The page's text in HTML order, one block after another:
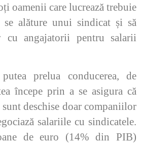
oamenii care lucrează trebuie
se alăture unui sindicat și să
cu angajatorii pentru salarii
prelua conducerea, de
începe prin a se asigura că
deschise doar companiilor
salariile cu sindicatele.
de euro (14% din PIB)